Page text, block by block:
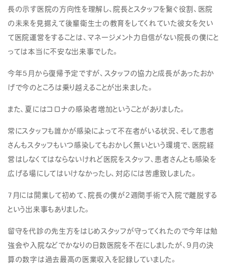
長の示す医院の方向性を理解し、院長とスタッフを繋ぐ役割、医院
の未来を見据えて後輩衛生士の教育をしてくれていた彼女を欠い
て医院運営をすることは、マネージメント力自信がない院長の僕にと
っては本当に不安な出来事でした。
今年5月から復帰予定ですが、スタッフの協力と成長があったおか
げで今のところは乗り越えることが出来ました。
また、夏にはコロナの感染者増加ということがありました。
常にスタッフも誰かが感染によって不在者がいる状況、そして患者
さんもスタッフもいつ感染してもおかしく無いという環境で、医院経
営はしなくてはならないけれど医院をスタッフ、患者さんとも感染を
広げる場にしてはいけなかったし、対応には苦慮致しました。
7月には開業して初めて、院長の僕が2週間手術で入院で離脱する
という出来事もありました。
留守を代診の先生方をはじめスタッフが守ってくれたので今年は勉
強会や入院などでかなりの日数医院を不在にしましたが、9月の決
算の数字は過去最高の医業収入を記録していました。